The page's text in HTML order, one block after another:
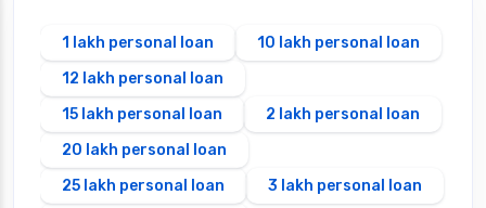
1 lakh personal loan
10 lakh personal loan
12 lakh personal loan
15 lakh personal loan
2 lakh personal loan
20 lakh personal loan
25 lakh personal loan
3 lakh personal loan